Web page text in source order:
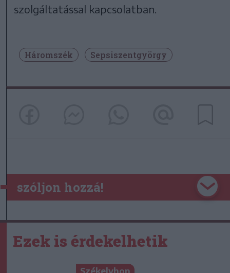
szolgáltatással kapcsolatban.
Háromszék Sepsiszentgyörgy
szóljon hozzá!
Ezek is érdekelhetik
Székelyhon